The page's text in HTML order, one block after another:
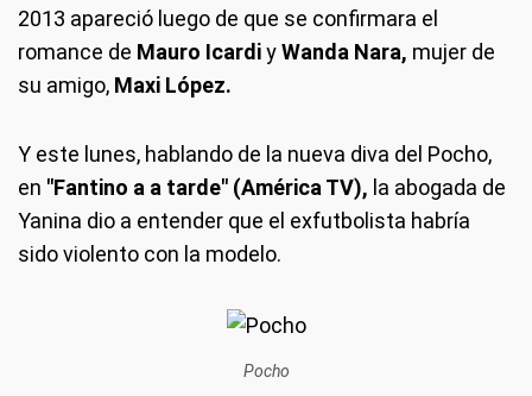
2013 apareció luego de que se confirmara el
romance de Mauro IcardiyWanda Nara, mujer de
su amigo, Maxi López.
Y este lunes, hablando de la nueva diva del Pocho,
en "Fantino a a tarde" (América TV), la abogada de
Yanina dio a entender que el exfutbolista habría
sido violento con la modelo.
Pocho